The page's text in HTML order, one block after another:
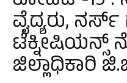
ವೈದ್ಯರು,
ಟೆಕ್ನೀಷಿಯನ್ಸ್
ಜಿಲ್ಲಾಧಿಕಾರಿ